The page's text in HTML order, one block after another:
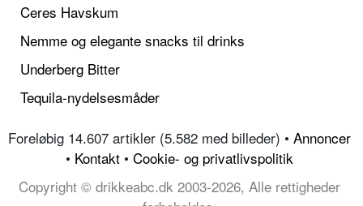
Ceres Havskum
Nemme og elegante snacks til drinks
Underberg Bitter
Tequila-nydelsesmåder
Foreløbig 14.607 artikler (5.582 med billeder) • Annoncer
• Kontakt • Cookie- og privatlivspolitik
Copyright © drikkeabc.dk 2003-2026, Alle rettigheder